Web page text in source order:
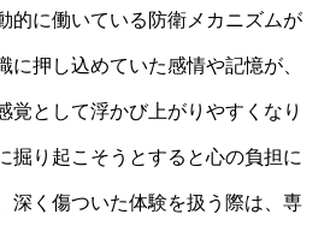
的に働いている防衛メカニズムが
に押し込めていた感情や記憶が、
覚として浮かび上がりやすくなり
掘り起こそうとすると心の負担に
深く傷ついた体験を扱う際は、専